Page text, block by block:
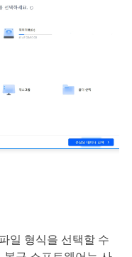
일 형식을 선택할 수